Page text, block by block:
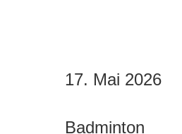
17. Mai 2026
Badminton